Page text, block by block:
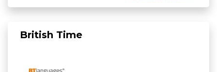
British Time